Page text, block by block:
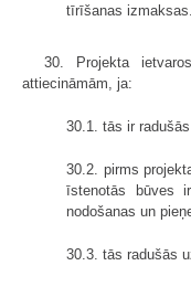
tīrīšanas izmaksas.
30. Projekta
attiecināmām, ja:
30.1. tās ir
30.2. pirms
īstenotās būves
nodošanas un
30.3. tās radušās